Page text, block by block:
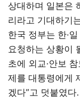
상대하며 일본은
리라고 기대하기
한국 정부는 한·
요청하는 상황이
초에 외교·안보
제를 대통령에게
겠다”고 덧붙였다.